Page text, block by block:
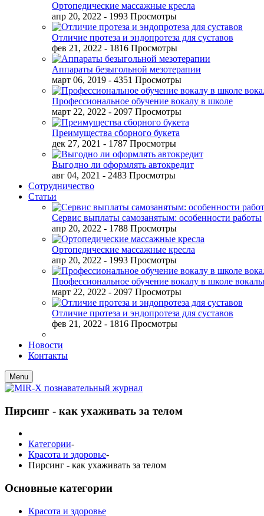
Ортопедические массажные кресла
апр 20, 2022 - 1993 Просмотры
Отличие протеза и эндопротеза для суставов
фев 21, 2022 - 1816 Просмотры
Аппараты безыгольной мезотерапии
март 06, 2019 - 4351 Просмотры
Профессиональное обучение вокалу в школе
март 22, 2022 - 2097 Просмотры
Преимущества сборного букета
дек 27, 2021 - 1787 Просмотры
Выгодно ли оформлять автокредит
авг 04, 2021 - 2483 Просмотры
Сотрудничество
Статьи
Сервис выплаты самозанятым: особенности работы
апр 20, 2022 - 1788 Просмотры
Ортопедические массажные кресла
апр 20, 2022 - 1993 Просмотры
Профессиональное обучение вокалу в школе
март 22, 2022 - 2097 Просмотры
Отличие протеза и эндопротеза для суставов
фев 21, 2022 - 1816 Просмотры
Новости
Контакты
Menu
Пирсинг - как ухаживать за телом
Категории-
Красота и здоровье-
Пирсинг - как ухаживать за телом
Основные категории
Красота и здоровье